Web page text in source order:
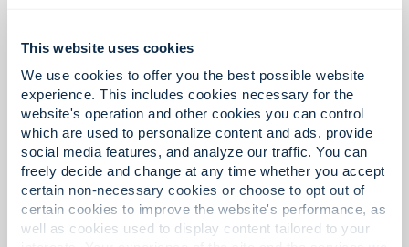
This website uses cookies
We use cookies to offer you the best possible website
experience. This includes cookies necessary for the
website's operation and other cookies you can control
which are used to personalize content and ads, provide
social media features, and analyze our traffic. You can
freely decide and change at any time whether you accept
certain non-necessary cookies or choose to opt out of
certain cookies to improve the website's performance, as
well as cookies used to display content tailored to your
Instituciones financieras y
oficinas corporativas
Sistemas de seguridad empresarial, monitoreo
centralizado y gestión de identidad, que